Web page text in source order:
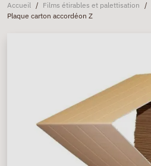
Accueil / Films étirables et palettisation /
Plaque carton accordéon Z